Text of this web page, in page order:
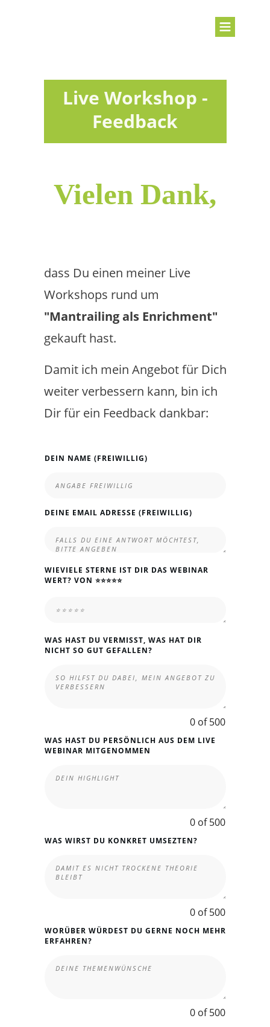
Live Workshop -
Feedback
Vielen Dank,
dass Du einen meiner Live
Workshops rund um
"Mantrailing als Enrichment"
gekauft hast.
Damit ich mein Angebot für Dich
weiter verbessern kann, bin ich
Dir für ein Feedback dankbar:
DEIN NAME (FREIWILLIG)
DEINE EMAIL ADRESSE (FREIWILLIG)
WIEVIELE STERNE IST DIR DAS WEBINAR
WERT? VON ⭐⭐⭐⭐⭐
WAS HAST DU VERMISST, WAS HAT DIR
NICHT SO GUT GEFALLEN?
0 of 500
WAS HAST DU PERSÖNLICH AUS DEM LIVE
WEBINAR MITGENOMMEN
0 of 500
WAS WIRST DU KONKRET UMSEZTEN?
0 of 500
WORÜBER WÜRDEST DU GERNE NOCH MEHR
ERFAHREN?
0 of 500